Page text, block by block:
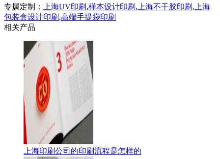
专属定制： 上海UV印刷 ,样本设计印刷 ,上海不干胶印刷 ,上海
包装盒设计印刷 ,高端手提袋印刷
相关产品
上海印刷公司的印刷流程是怎样的